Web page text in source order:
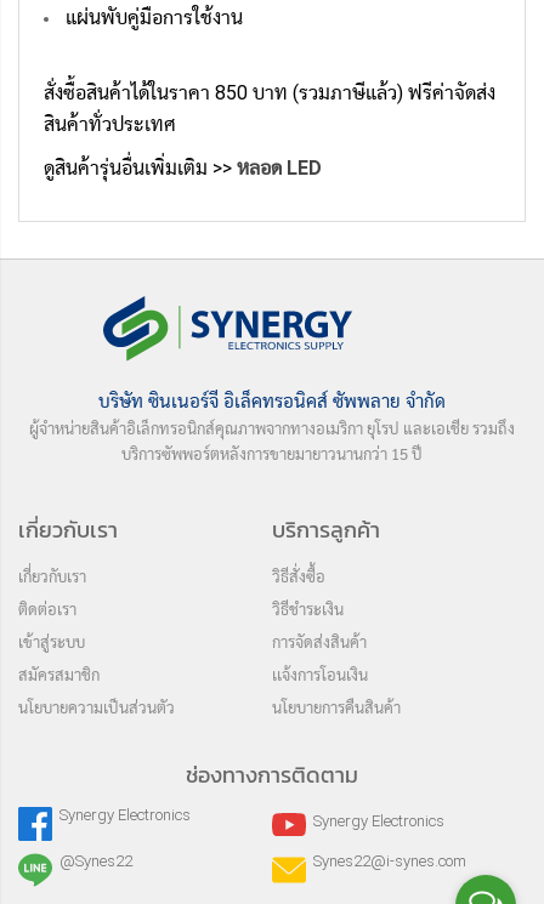
แผ่นพับคู่มือการใช้งาน
สั่งซื้อสินค้าได้ในราคา 850 บาท (รวมภาษีแล้ว) ฟรีค่าจัดส่ง
สินค้าทั่วประเทศ
ดูสินค้ารุ่นอื่นเพิ่มเติม >> หลอด LED
บริษัท ซินเนอร์จี อิเล็คทรอนิคส์ ซัพพลาย จำกัด
ผู้จำหน่ายสินค้าอิเล็กทรอนิกส์คุณภาพจากทางอเมริกา ยุโรป และเอเชีย รวมถึง
บริการซัพพอร์ตหลังการขายมายาวนานกว่า 15 ปี
เกี่ยวกับเรา
เกี่ยวกับเรา
ติดต่อเรา
เข้าสู่ระบบ
สมัครสมาชิก
นโยบายความเป็นส่วนตัว
บริการลูกค้า
วิธีสั่งซื้อ
วิธีชำระเงิน
การจัดส่งสินค้า
เเจ้งการโอนเงิน
นโยบายการคืนสินค้า
ช่องทางการติดตาม
Synergy Electronics Synergy Electronics
@Synes22 Synes22@i-synes.com